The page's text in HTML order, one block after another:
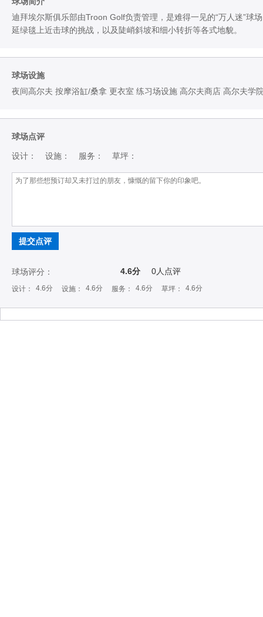
迪拜埃尔斯俱乐部由Troon Golf负责管理，是难得一见的“万人迷”
延绿毯上近击球的挑战，以及陡峭斜坡和细小转折等各式地貌。
球场设施
夜间高尔夫 按摩浴缸/桑拿 更衣室 练习场设施 高尔夫商店 高尔夫学
球场点评
设计： 设施： 服务： 草坪：
提交点评
球场评分： 4.6分 0人点评
设计： 4.6分 设施： 4.6分 服务： 4.6分 草坪： 4.6分